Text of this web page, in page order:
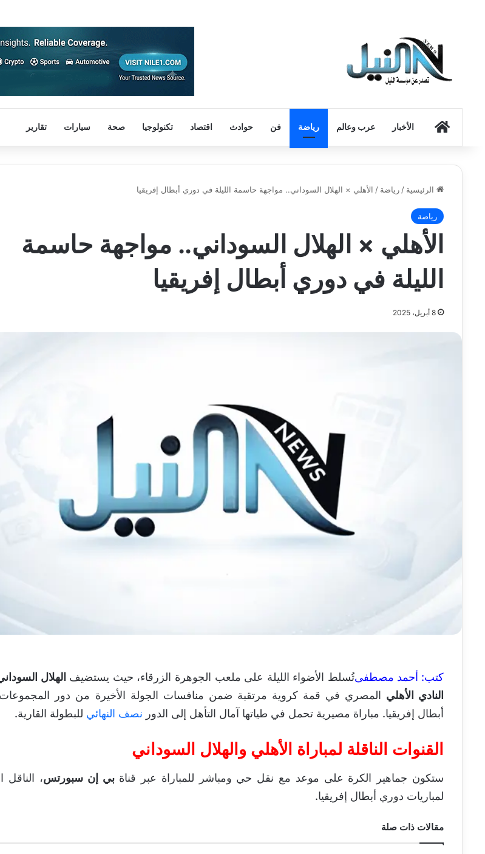
الرئيسيةالأخبار عرب وعالم رياضة فن حوادث اقتصاد تكنولوجيا صحة سيارات تقارير
الرئيسية / رياضة / الأهلي × الهلال السوداني.. مواجهة حاسمة الليلة في دوري أبطال إفريقيا
رياضة
الأهلي × الهلال السوداني.. مواجهة حاسمة
الليلة في دوري أبطال إفريقيا
8 أبريل، 2025
كتب: أحمد مصطفىتُسلط الأضواء الليلة على ملعب الجوهرة الزرقاء، حيث يستضيف الهلال
النادي الأهلي المصري في قمة كروية مرتقبة ضمن منافسات الجولة الأخيرة من دور
أبطال إفريقيا. مباراة مصيرية تحمل في طياتها آمال التأهل إلى الدور نصف النهائي للبطولة القارية.
القنوات الناقلة لمباراة الأهلي والهلال السوداني
ستكون جماهير الكرة على موعد مع نقل حي ومباشر للمباراة عبر قناةبي إن سبورتس،
لمباريات دوري أبطال إفريقيا.
مقالات ذات صلة